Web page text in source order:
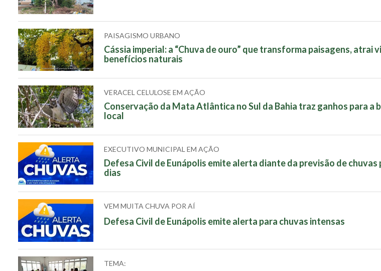
PAISAGISMO URBANO
Cássia imperial: a “Chuva de ouro” que transforma paisagens, atrai
benefícios naturais
VERACEL CELULOSE EM AÇÃO
Conservação da Mata Atlântica no Sul da Bahia traz ganhos para a
local
EXECUTIVO MUNICIPAL EM AÇÃO
Defesa Civil de Eunápolis emite alerta diante da previsão de chuvas
dias
VEM MUITA CHUVA POR AÍ
Defesa Civil de Eunápolis emite alerta para chuvas intensas
TEMA: